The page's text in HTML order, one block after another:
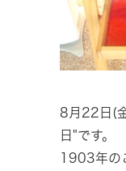
8月22日(
日"です。
1903年の